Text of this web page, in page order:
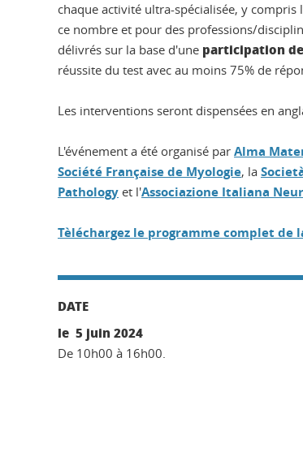
chaque activité ultra-spécialisée, y
ce nombre et pour des professions/
délivrés sur la base d'une participation
réussite du test avec au moins 75% de
Les interventions seront dispensées en
L'événement a été organisé par Alma
Société Française de Myologie, la
Pathology et l'Associazione Italiana
Tèléchargez le programme complet de
DATE
le 5 juin 2024
De 10h00 à 16h00.